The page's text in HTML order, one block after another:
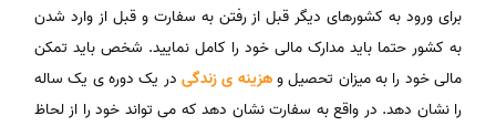
برای ورود به کشورهای دیگر قبل از رفتن به سفارت و قبل از وارد شدن
به کشور حتما باید مدارک مالی خود را کامل نمایید. شخص باید تمکن
مالی خود را به میزان تحصیل وهزینه ی زندگی در یک دوره ی یک ساله
را نشان دهد. در واقع به سفارت نشان دهد که می تواند خود را از لحاظ